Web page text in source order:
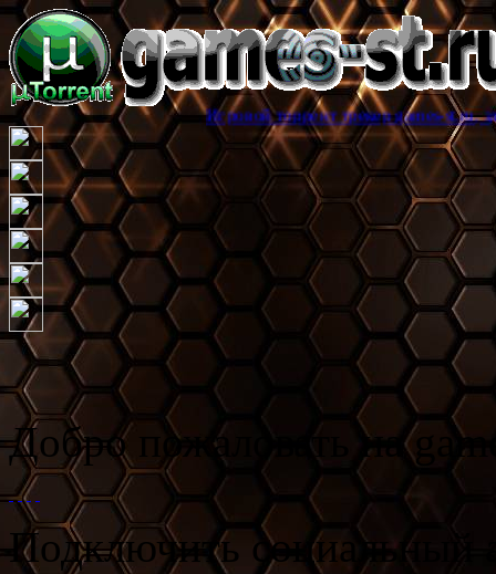
Игровой торрент трекер games-st.ru, здесь вы
Добро пожаловать на
Подключить социальный